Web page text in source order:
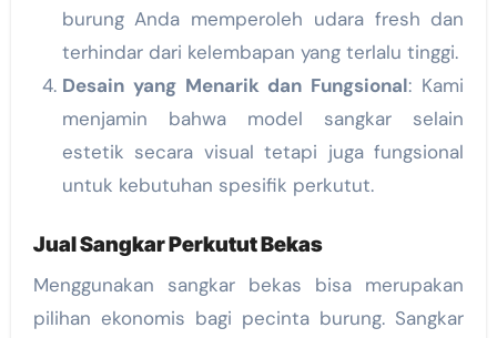
burung Anda memperoleh udara fresh dan
terhindar dari kelembapan yang terlalu tinggi.
Desain yang Menarik dan Fungsional: Kami
menjamin bahwa model sangkar selain
estetik secara visual tetapi juga fungsional
untuk kebutuhan spesifik perkutut.
Jual Sangkar Perkutut Bekas
Menggunakan sangkar bekas bisa merupakan
pilihan ekonomis bagi pecinta burung. Sangkar